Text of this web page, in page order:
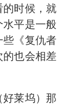
时候，就
平是一般
《复仇者
也会相差
好莱坞）那